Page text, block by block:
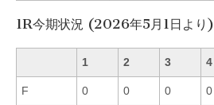
1R今期状況 (2026年5月1日より)
1 2 3 4
F 0 0 0 0